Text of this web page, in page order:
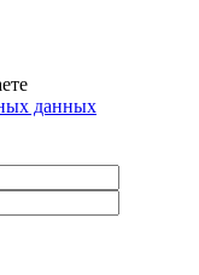
данных